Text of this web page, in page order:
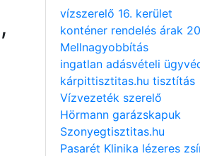
vízszerelő 16. kerület
konténer rendelés árak
Mellnagyobbítás
ingatlan adásvételi
kárpittisztitas.hu tisztítás
Vízvezeték szerelő
Hörmann garázskapuk
Szonyegtisztitas.hu
Pasarét Klinika lézeres